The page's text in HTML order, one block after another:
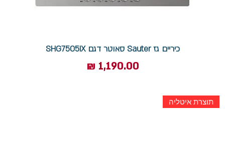
‏כיריים גז Sauter סאוטר דגם SHG7505IX
מחיר
תוצרת איטליה